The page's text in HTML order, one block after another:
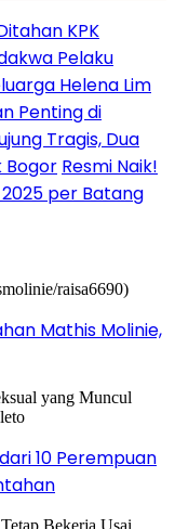
KPK
Pelaku
Helena Lim
Penting di
Tragis, Dua
Bogor Resmi Naik!
per Batang
Mathis Molinie,
10 Perempuan